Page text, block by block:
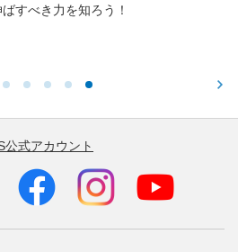
ばすべき力を知ろう！
公式アカウント